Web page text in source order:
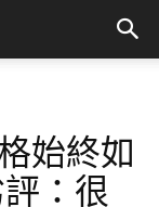
始終如
：很